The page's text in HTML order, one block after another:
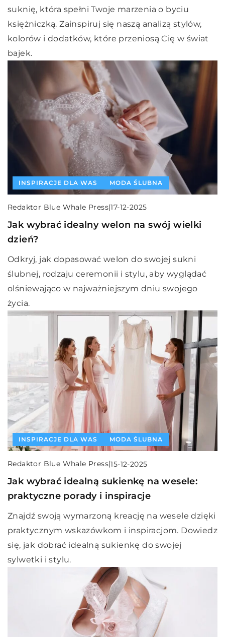
suknię, która spełni Twoje marzenia o byciu
księżniczką. Zainspiruj się naszą analizą stylów,
kolorów i dodatków, które przeniosą Cię w świat
bajek.
INSPIRACJE DLA WAS MODA ŚLUBNA
Redaktor Blue Whale Press|17-12-2025
Jak wybrać idealny welon na swój wielki
dzień?
Odkryj, jak dopasować welon do swojej sukni
ślubnej, rodzaju ceremonii i stylu, aby wyglądać
olśniewająco w najważniejszym dniu swojego
życia.
INSPIRACJE DLA WAS MODA ŚLUBNA
Redaktor Blue Whale Press|15-12-2025
Jak wybrać idealną sukienkę na wesele:
praktyczne porady i inspiracje
Znajdź swoją wymarzoną kreację na wesele dzięki
praktycznym wskazówkom i inspiracjom. Dowiedz
się, jak dobrać idealną sukienkę do swojej
sylwetki i stylu.